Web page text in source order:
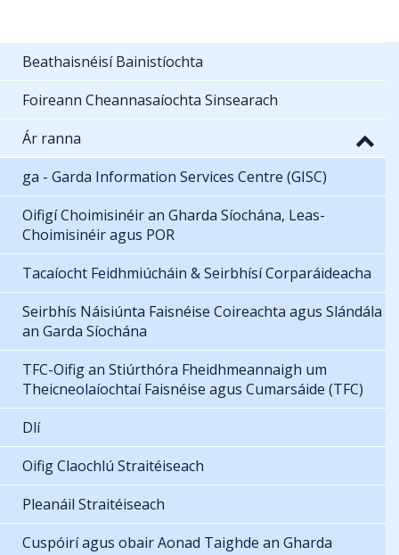
Beathaisnéisí Bainistíochta
Foireann Cheannasaíochta Sinsearach
Ár ranna
ga - Garda Information Services Centre (GISC)
Oifigí Choimisinéir an Gharda Síochána, Leas-
Choimisinéir agus POR
Tacaíocht Feidhmiúcháin & Seirbhísí Corparáideacha
Seirbhís Náisiúnta Faisnéise Coireachta agus Slándála
an Garda Síochána
TFC-Oifig an Stiúrthóra Fheidhmeannaigh um
Theicneolaíochtaí Faisnéise agus Cumarsáide (TFC)
Dlí
Oifig Claochlú Straitéiseach
Pleanáil Straitéiseach
Cuspóirí agus obair Aonad Taighde an Gharda